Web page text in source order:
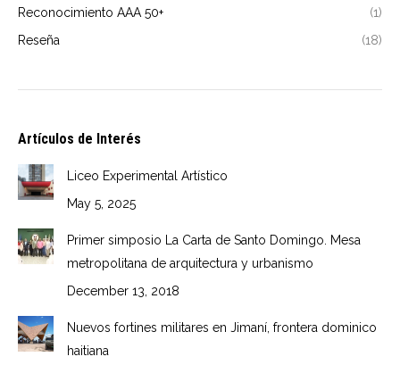
Reconocimiento AAA 50+
(1)
Reseña
(18)
Artículos de Interés
Liceo Experimental Artístico
May 5, 2025
Primer simposio La Carta de Santo Domingo. Mesa
metropolitana de arquitectura y urbanismo
December 13, 2018
Nuevos fortines militares en Jimaní, frontera dominico
haitiana